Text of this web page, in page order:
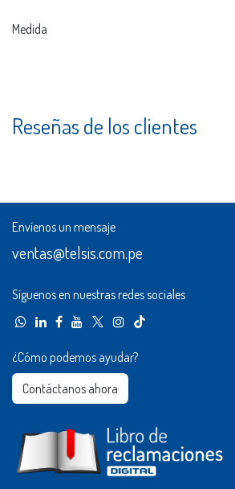
Medida
Reseñas de los clientes
Envíenos un mensaje
ventas@telsis.com.pe
Síguenos en nuestras redes sociales
¿Cómo podemos ayudar?
Contáctanos ahora​​